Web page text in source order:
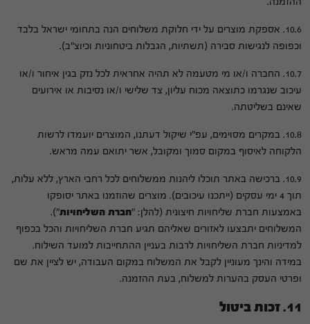
10.6. אספקת מוצרים על ידי חלוקת משלוחים הנה בתחומי ישראל בלבד
וכפופה לנגישות סבירה (תשתיות, הגבלות ביטחוניות וכיוצ"ב).
10.7. החברה ו/או מי מטעמה לא תהיה אחראית לכל נזק בגין איחור ו/או
עיכוב שנגרמו כתוצאה מכוח עליון, צד שלישי ו/או נסיבות או אירועים
שאינם בשליטתה.
10.8. במקרים מסוימים, עפ"י שיקול דעתנו, המוצרים יועמדו לרשות
הלקוחה לאיסוף במקום סמוך ומקובל, אשר יתואם עמה מראש.
10.9. ברכישה באתר תוכלו ליהנות ממשלוחים לכל רחבי הארץ, ללא עלות,
תוך 4 ימי עסקים (ייתכנו עיכובים). מוצרים שהוזמנו באתר יסופקו
באמצעות חברת שליחויות חיצונית (להלן: "חברת השליחויות").
המשלוחים יתבצעו לאזורים שאליהם תגיע חברת השליחויות והכל בכפוף
למדיניות חברת השליחויות לרבות בעניין ההתחייבות למועד השילוח.
במידה והינך מעוניין לקבל את המשלוח במקום העבודה, יש לציין את שם
ופרטי העסק בהערות למשלוח, בעת ההזמנה.
11. זכות ביטול